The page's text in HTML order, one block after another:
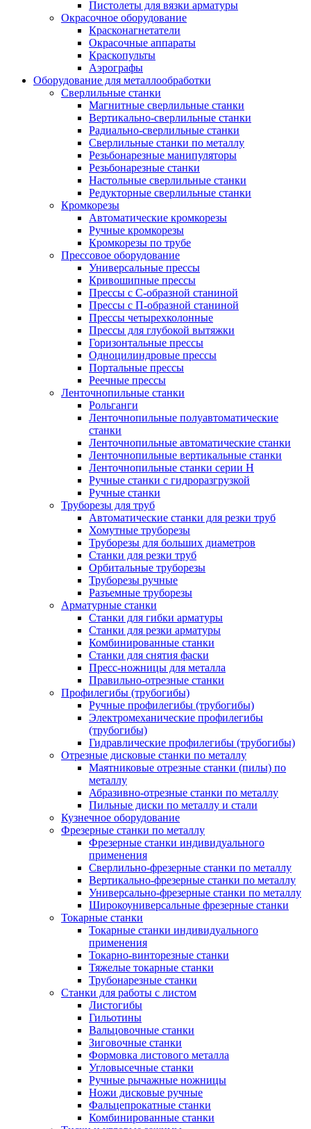
Пистолеты для вязки арматуры
Окрасочное оборудование
Красконагнетатели
Окрасочные аппараты
Краскопульты
Аэрографы
Оборудование для металлообработки
Сверлильные станки
Магнитные сверлильные станки
Вертикально-сверлильные станки
Радиально-сверлильные станки
Сверлильные станки по металлу
Резьбонарезные манипуляторы
Резьбонарезные станки
Настольные сверлильные станки
Редукторные сверлильные станки
Кромкорезы
Автоматические кромкорезы
Ручные кромкорезы
Кромкорезы по трубе
Прессовое оборудование
Универсальные прессы
Кривошипные прессы
Прессы с С-образной станиной
Прессы с П-образной станиной
Прессы четырехколонные
Прессы для глубокой вытяжки
Горизонтальные прессы
Одноцилиндровые прессы
Портальные прессы
Реечные прессы
Ленточнопильные станки
Рольганги
Ленточнопильные полуавтоматические
станки
Ленточнопильные автоматические станки
Ленточнопильные вертикальные станки
Ленточнопильные станки серии H
Ручные станки с гидроразгрузкой
Ручные станки
Труборезы для труб
Автоматические станки для резки труб
Хомутные труборезы
Труборезы для больших диаметров
Станки для резки труб
Орбитальные труборезы
Труборезы ручные
Разъемные труборезы
Арматурные станки
Станки для гибки арматуры
Станки для резки арматуры
Комбинированные станки
Станки для снятия фаски
Пресс-ножницы для металла
Правильно-отрезные станки
Профилегибы (трубогибы)
Ручные профилегибы (трубогибы)
Электромеханические профилегибы
(трубогибы)
Гидравлические профилегибы (трубогибы)
Отрезные дисковые станки по металлу
Маятниковые отрезные станки (пилы) по
металлу
Абразивно-отрезные станки по металлу
Пильные диски по металлу и стали
Кузнечное оборудование
Фрезерные станки по металлу
Фрезерные станки индивидуального
применения
Сверлильно-фрезерные станки по металлу
Вертикально-фрезерные станки по металлу
Универсально-фрезерные станки по металлу
Широкоуниверсальные фрезерные станки
Токарные станки
Токарные станки индивидуального
применения
Токарно-винторезные станки
Тяжелые токарные станки
Трубонарезные станки
Станки для работы с листом
Листогибы
Гильотины
Вальцовочные станки
Зиговочные станки
Формовка листового металла
Угловысечные станки
Ручные рычажные ножницы
Ножи дисковые ручные
Фальцепрокатные станки
Комбинированные станки